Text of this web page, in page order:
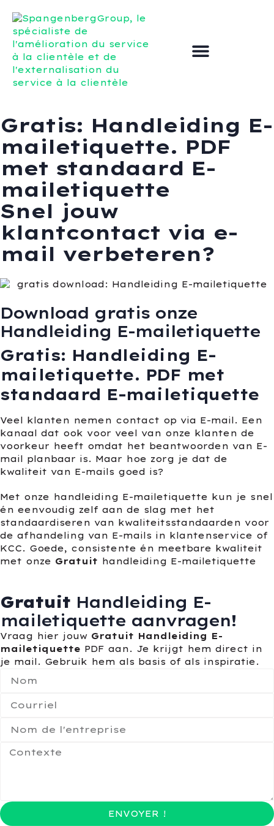
Gratis: Handleiding E-
mailetiquette. PDF
met standaard E-
mailetiquette
Snel jouw
klantcontact via e-
mail verbeteren?
Download gratis onze
Handleiding E-mailetiquette
Gratis: Handleiding E-
mailetiquette. PDF met
standaard E-mailetiquette
Veel klanten nemen contact op via E-mail. Een
kanaal dat ook voor veel van onze klanten de
voorkeur heeft omdat het beantwoorden van E-
mail planbaar is. Maar hoe zorg je dat de
kwaliteit van E-mails goed is?
Met onze handleiding E-mailetiquette kun je snel
én eenvoudig zelf aan de slag met het
standaardiseren van kwaliteitsstandaarden voor
de afhandeling van E-mails in klantenservice of
KCC. Goede, consistente én meetbare kwaliteit
met onze Gratuit handleiding E-mailetiquette
Gratuit Handleiding E-
mailetiquette aanvragen!
Vraag hier jouw Gratuit Handleiding E-
mailetiquette PDF aan. Je krijgt hem direct in
je mail. Gebruik hem als basis of als inspiratie.
ENVOYER !